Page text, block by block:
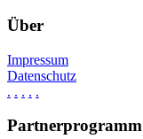
Über
Impressum
Datenschutz
. . . . .
Partnerprogramm